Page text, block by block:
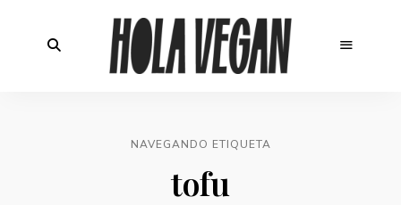
NAVEGANDO ETIQUETA
tofu